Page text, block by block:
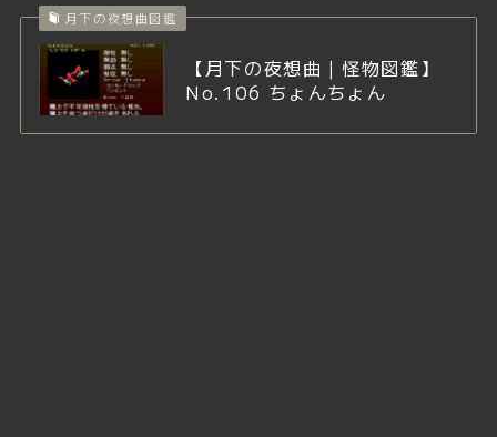
月下の夜想曲図鑑
【月下の夜想曲｜怪物図鑑】
No.106 ちょんちょん